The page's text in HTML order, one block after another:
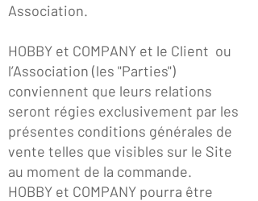
Association.
HOBBY et COMPANY et le Client ou
l’Association (les "Parties")
conviennent que leurs relations
seront régies exclusivement par les
présentes conditions générales de
vente telles que visibles sur le Site
au moment de la commande.
HOBBY et COMPANY pourra être